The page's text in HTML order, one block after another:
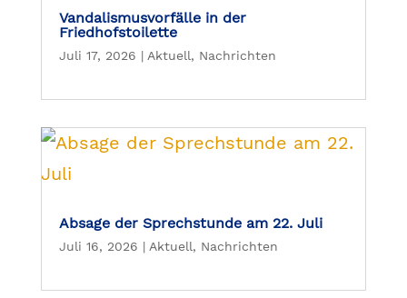
Vandalismusvorfälle in der
Friedhofstoilette
Juli 17, 2026 | Aktuell, Nachrichten
Absage der Sprechstunde am 22. Juli
Juli 16, 2026 | Aktuell, Nachrichten